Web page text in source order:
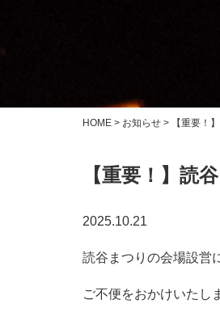
HOME > お知らせ > 【重要！
【重要！】読
2025.10.21
読谷まつりの会場設営
ご不便をおかけいたし